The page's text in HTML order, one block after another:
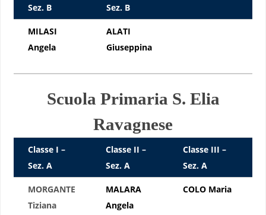
Sez. B
Sez. B
MILASI
Angela
ALATI
Giuseppina
Scuola Primaria S. Elia
Ravagnese
Classe I –
Sez. A
Classe II –
Sez. A
Classe III –
Sez. A
MORGANTE
Tiziana
MALARA
Angela
COLO Maria